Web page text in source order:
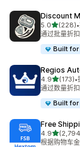
Discount
5.0星（满分
(228)
总共 228 条•
通过批量折
Built
Regios
4.9星（满分
(173)
总共 173 条•
通过数量折
Built
Free
4.9星（满分
总共 2794
根据购物车